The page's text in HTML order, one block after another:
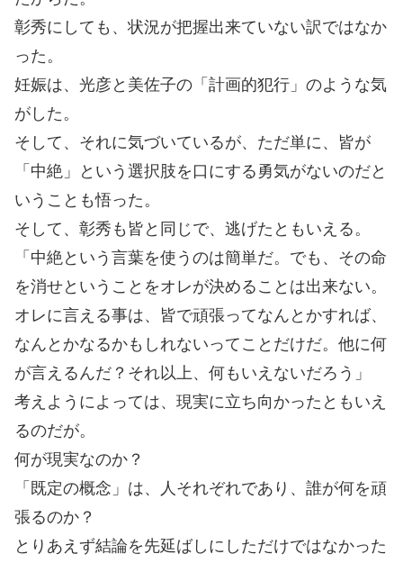
彰秀にしても、状況が把握出来ていない訳ではなか
った。
妊娠は、光彦と美佐子の「計画的犯行」のような気
がした。
そして、それに気づいているが、ただ単に、皆が
「中絶」という選択肢を口にする勇気がないのだと
いうことも悟った。
そして、彰秀も皆と同じで、逃げたともいえる。
「中絶という言葉を使うのは簡単だ。でも、その命
を消せということをオレが決めることは出来ない。
オレに言える事は、皆で頑張ってなんとかすれば、
なんとかなるかもしれないってことだけだ。他に何
が言えるんだ？それ以上、何もいえないだろう」
考えようによっては、現実に立ち向かったともいえ
るのだが。
何が現実なのか？
「既定の概念」は、人それぞれであり、誰が何を頑
張るのか？
とりあえず結論を先延ばしにしただけではなかった